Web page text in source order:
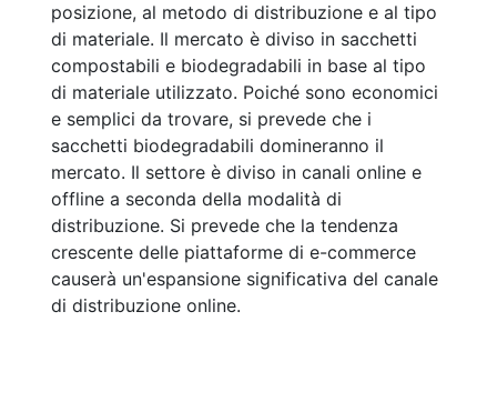
posizione, al metodo di distribuzione e al tipo
di materiale. Il mercato è diviso in sacchetti
compostabili e biodegradabili in base al tipo
di materiale utilizzato. Poiché sono economici
e semplici da trovare, si prevede che i
sacchetti biodegradabili domineranno il
mercato. Il settore è diviso in canali online e
offline a seconda della modalità di
distribuzione. Si prevede che la tendenza
crescente delle piattaforme di e-commerce
causerà un'espansione significativa del canale
di distribuzione online.